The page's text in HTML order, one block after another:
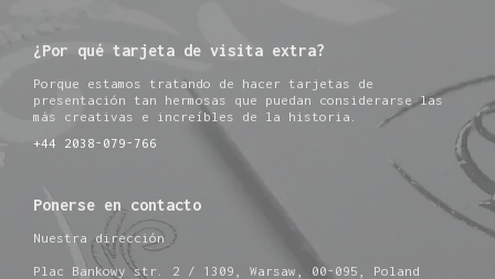
¿Por qué tarjeta de visita extra?
Porque estamos tratando de hacer tarjetas de
presentación tan hermosas que puedan considerarse las
más creativas e increíbles de la historia.
+44 2038-079-766
Ponerse en contacto
Nuestra dirección
Plac Bankowy str. 2 / 1309, Warsaw, 00-095, Poland